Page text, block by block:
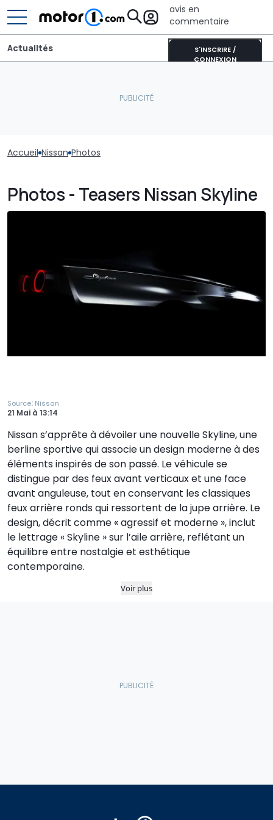
avis en
commentaire
S'INSCRIRE /
CONNEXION
Actualités
Accueil Nissan Photos
Photos - Teasers Nissan Skyline
Source: Nissan
21 Mai à 13:14
Nissan s’apprête à dévoiler une nouvelle Skyline, une
berline sportive qui associe un design moderne à des
éléments inspirés de son passé. Le véhicule se
distingue par des feux avant verticaux et une face
avant anguleuse, tout en conservant les classiques
feux arrière ronds qui ressortent de la jupe arrière. Le
design, décrit comme « agressif et moderne », inclut
le lettrage « Skyline » sur l’aile arrière, reflétant un
équilibre entre nostalgie et esthétique
contemporaine.
Voir plus